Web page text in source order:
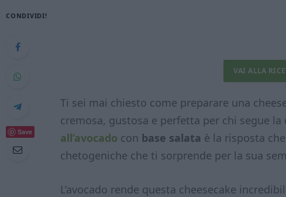
CONDIVIDI!
Save
VAI ALLA
Ti sei mai chiesto come preparare una
cremosa, gustosa e perfetta per chi segue la
all’avocado con base salata è la risposta
chetogeniche che ti sorprende per la sua
L’avocado rende questa cheesecake